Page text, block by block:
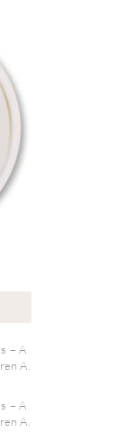
– A
A.
– A
A.